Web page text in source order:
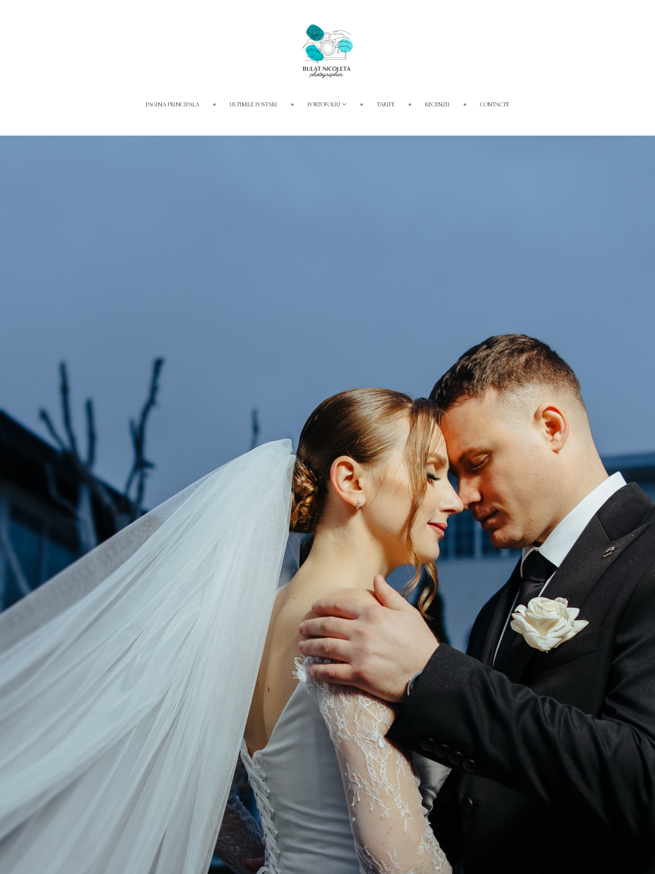
PAGINA PRINCIPALA ULTIMILE POSTARI PORTOFOLIU TARIFE RECENZII CONTACTE